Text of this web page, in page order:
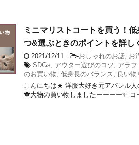
ミニマリストコートを買う！
つ&選ぶときのポイントを詳し
2021/12/11 -おしゃれのお話, お
SDGs, アウター選びのコツ, アラ
のお買い物, 低身長のバランス , 良い物
こんにちは★ 洋服大好き元アパレル
🐨大物の買い物しましたーーーー✨